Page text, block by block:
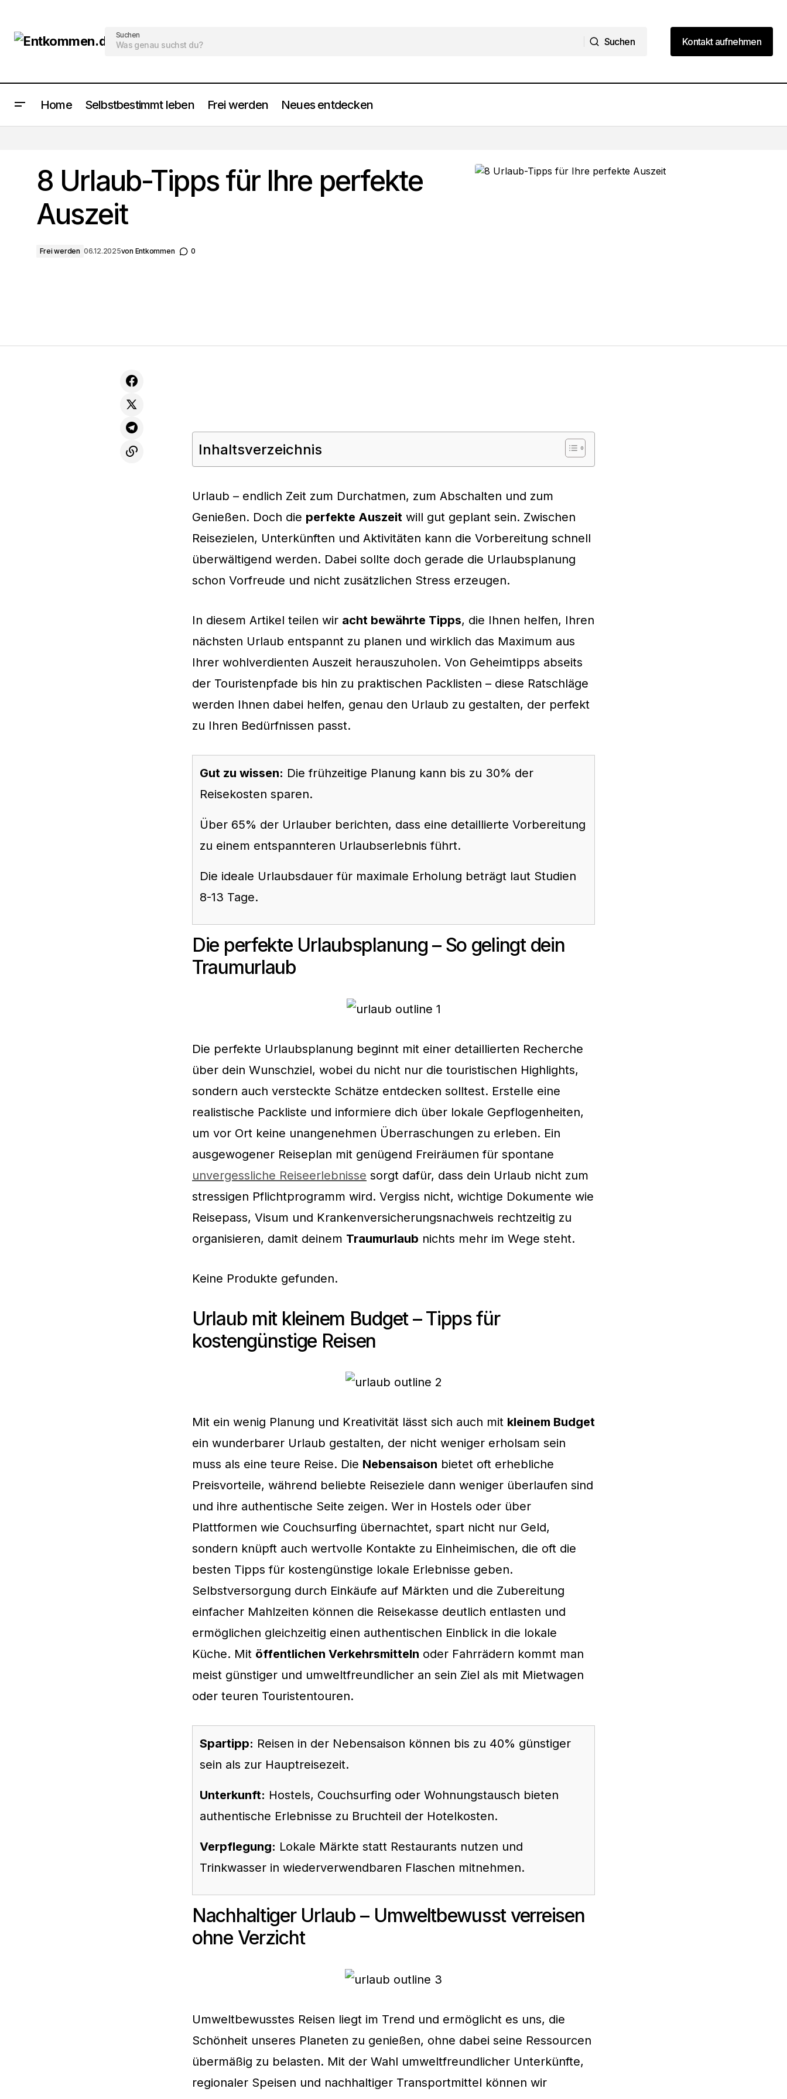
Suchen
Suchen
Kontakt aufnehmen
Kontakt aufnehmen
Home Selbstbestimmt leben Frei werden Neues entdecken
8 Urlaub-Tipps für Ihre perfekte
Auszeit
Frei werden 06.12.2025von Entkommen 0
Inhaltsverzeichnis
Urlaub – endlich Zeit zum Durchatmen, zum Abschalten und zum
Genießen. Doch die perfekte Auszeit will gut geplant sein. Zwischen
Reisezielen, Unterkünften und Aktivitäten kann die Vorbereitung schnell
überwältigend werden. Dabei sollte doch gerade die Urlaubsplanung
schon Vorfreude und nicht zusätzlichen Stress erzeugen.
In diesem Artikel teilen wir acht bewährte Tipps, die Ihnen helfen, Ihren
nächsten Urlaub entspannt zu planen und wirklich das Maximum aus
Ihrer wohlverdienten Auszeit herauszuholen. Von Geheimtipps abseits
der Touristenpfade bis hin zu praktischen Packlisten – diese Ratschläge
werden Ihnen dabei helfen, genau den Urlaub zu gestalten, der perfekt
zu Ihren Bedürfnissen passt.
Gut zu wissen: Die frühzeitige Planung kann bis zu 30% der
Reisekosten sparen.
Über 65% der Urlauber berichten, dass eine detaillierte Vorbereitung
zu einem entspannteren Urlaubserlebnis führt.
Die ideale Urlaubsdauer für maximale Erholung beträgt laut Studien
8-13 Tage.
Die perfekte Urlaubsplanung – So gelingt dein
Traumurlaub
Die perfekte Urlaubsplanung beginnt mit einer detaillierten Recherche
über dein Wunschziel, wobei du nicht nur die touristischen Highlights,
sondern auch versteckte Schätze entdecken solltest. Erstelle eine
realistische Packliste und informiere dich über lokale Gepflogenheiten,
um vor Ort keine unangenehmen Überraschungen zu erleben. Ein
ausgewogener Reiseplan mit genügend Freiräumen für spontane
unvergessliche Reiseerlebnisse sorgt dafür, dass dein Urlaub nicht zum
stressigen Pflichtprogramm wird. Vergiss nicht, wichtige Dokumente wie
Reisepass, Visum und Krankenversicherungsnachweis rechtzeitig zu
organisieren, damit deinem Traumurlaub nichts mehr im Wege steht.
Keine Produkte gefunden.
Urlaub mit kleinem Budget – Tipps für
kostengünstige Reisen
Mit ein wenig Planung und Kreativität lässt sich auch mit kleinem Budget
ein wunderbarer Urlaub gestalten, der nicht weniger erholsam sein
muss als eine teure Reise. Die Nebensaison bietet oft erhebliche
Preisvorteile, während beliebte Reiseziele dann weniger überlaufen sind
und ihre authentische Seite zeigen. Wer in Hostels oder über
Plattformen wie Couchsurfing übernachtet, spart nicht nur Geld,
sondern knüpft auch wertvolle Kontakte zu Einheimischen, die oft die
besten Tipps für kostengünstige lokale Erlebnisse geben.
Selbstversorgung durch Einkäufe auf Märkten und die Zubereitung
einfacher Mahlzeiten können die Reisekasse deutlich entlasten und
ermöglichen gleichzeitig einen authentischen Einblick in die lokale
Küche. Mit öffentlichen Verkehrsmitteln oder Fahrrädern kommt man
meist günstiger und umweltfreundlicher an sein Ziel als mit Mietwagen
oder teuren Touristentouren.
Spartipp: Reisen in der Nebensaison können bis zu 40% günstiger
sein als zur Hauptreisezeit.
Unterkunft: Hostels, Couchsurfing oder Wohnungstausch bieten
authentische Erlebnisse zu Bruchteil der Hotelkosten.
Verpflegung: Lokale Märkte statt Restaurants nutzen und
Trinkwasser in wiederverwendbaren Flaschen mitnehmen.
Nachhaltiger Urlaub – Umweltbewusst verreisen
ohne Verzicht
Umweltbewusstes Reisen liegt im Trend und ermöglicht es uns, die
Schönheit unseres Planeten zu genießen, ohne dabei seine Ressourcen
übermäßig zu belasten. Mit der Wahl umweltfreundlicher Unterkünfte,
regionaler Speisen und nachhaltiger Transportmittel können wir